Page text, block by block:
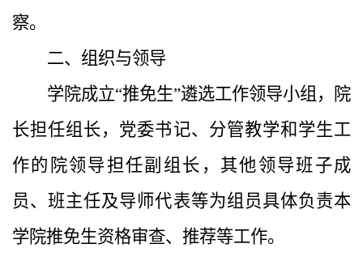
察。
二、组织与领导
学院成立“推免生”遴选工作领导小组，院
长担任组长，党委书记、分管教学和学生工
作的院领导担任副组长，其他领导班子成
员、班主任及导师代表等为组员具体负责本
学院推免生资格审查、推荐等工作。